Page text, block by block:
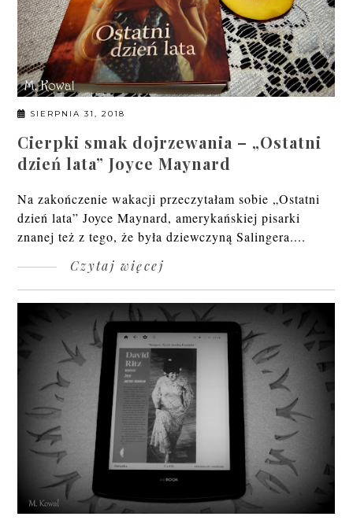
SIERPNIA 31, 2018
Cierpki smak dojrzewania – „Ostatni
dzień lata” Joyce Maynard
Na zakończenie wakacji przeczytałam sobie „Ostatni
dzień lata” Joyce Maynard, amerykańskiej pisarki
znanej też z tego, że była dziewczyną Salingera....
Czytaj więcej